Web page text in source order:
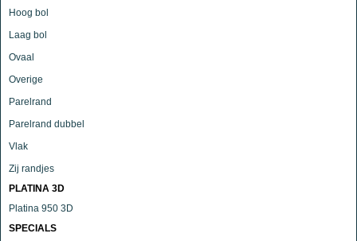
Hoog bol
Laag bol
Ovaal
Overige
Parelrand
Parelrand dubbel
Vlak
Zij randjes
PLATINA 3D
Platina 950 3D
SPECIALS